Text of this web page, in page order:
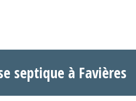
septique à Favières